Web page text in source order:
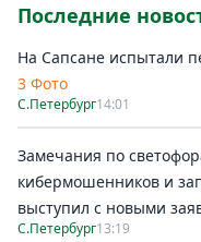
Последние
На Сапсане испытали
3 Фото
С.Петербург14:01
Замечания по
кибермошенников и
выступил с новыми
С.Петербург13:19